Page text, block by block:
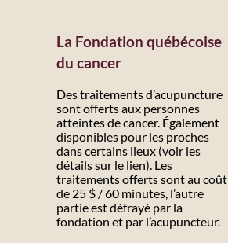
La Fondation québécoise
du cancer
Des traitements d’acupuncture
sont offerts aux personnes
atteintes de cancer. Également
disponibles pour les proches
dans certains lieux (voir les
détails sur le lien). Les
traitements offerts sont au coût
de 25 $ / 60 minutes, l’autre
partie est défrayé par la
fondation et par l’acupuncteur.